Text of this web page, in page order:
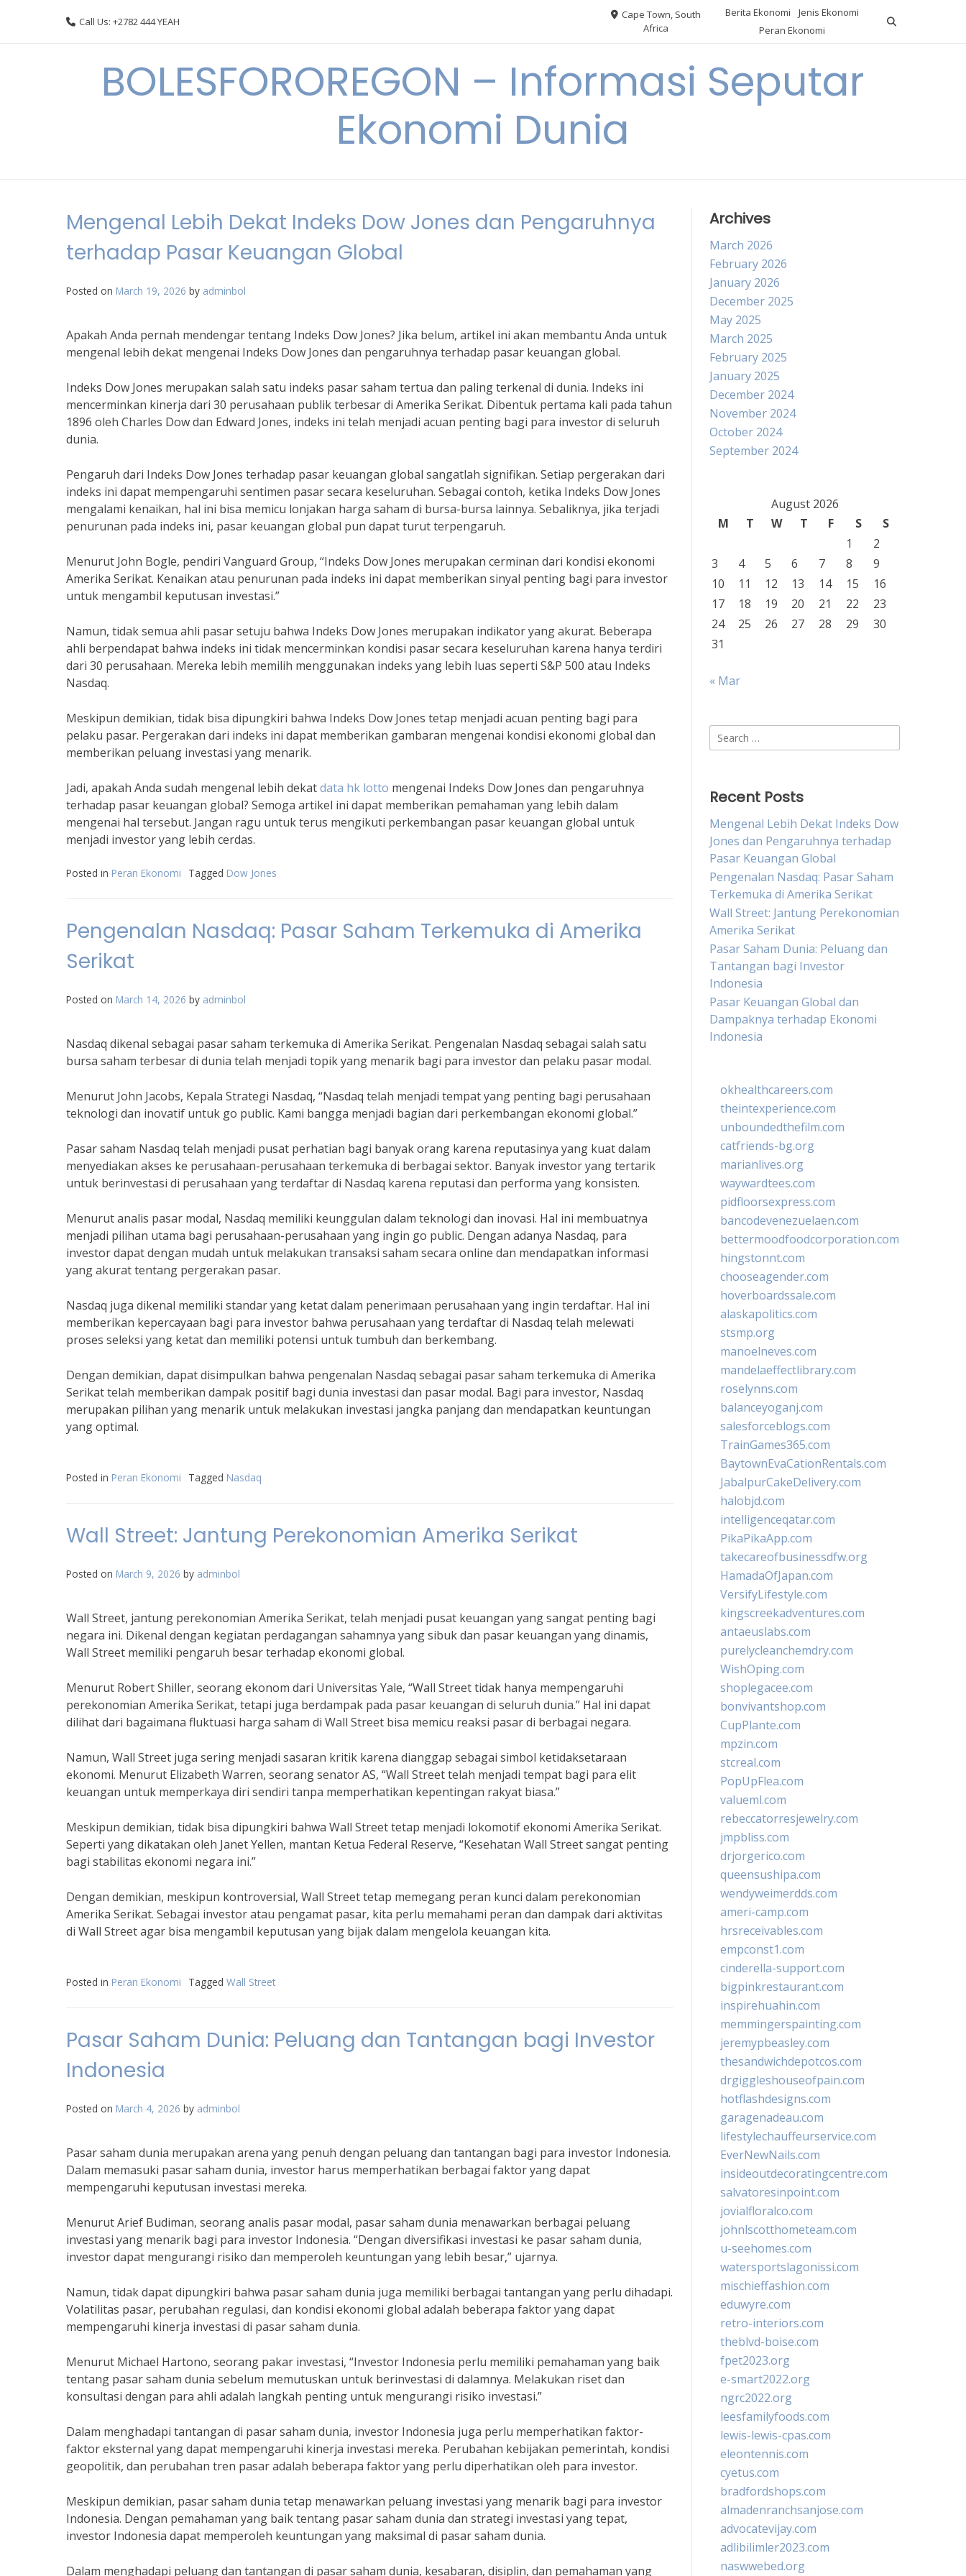
Call Us: +2782 444 YEAH
Cape Town, South
Africa
Berita Ekonomi
Jenis Ekonomi
Peran Ekonomi
BOLESFOROREGON – Informasi Seputar
Ekonomi Dunia
Mengenal Lebih Dekat Indeks Dow Jones dan Pengaruhnya
terhadap Pasar Keuangan Global
Posted on March 19, 2026 by adminbol
Apakah Anda pernah mendengar tentang Indeks Dow Jones? Jika belum, artikel ini akan membantu Anda untuk
mengenal lebih dekat mengenai Indeks Dow Jones dan pengaruhnya terhadap pasar keuangan global.
Indeks Dow Jones merupakan salah satu indeks pasar saham tertua dan paling terkenal di dunia. Indeks ini
mencerminkan kinerja dari 30 perusahaan publik terbesar di Amerika Serikat. Dibentuk pertama kali pada tahun
1896 oleh Charles Dow dan Edward Jones, indeks ini telah menjadi acuan penting bagi para investor di seluruh
dunia.
Pengaruh dari Indeks Dow Jones terhadap pasar keuangan global sangatlah signifikan. Setiap pergerakan dari
indeks ini dapat mempengaruhi sentimen pasar secara keseluruhan. Sebagai contoh, ketika Indeks Dow Jones
mengalami kenaikan, hal ini bisa memicu lonjakan harga saham di bursa-bursa lainnya. Sebaliknya, jika terjadi
penurunan pada indeks ini, pasar keuangan global pun dapat turut terpengaruh.
Menurut John Bogle, pendiri Vanguard Group, “Indeks Dow Jones merupakan cerminan dari kondisi ekonomi
Amerika Serikat. Kenaikan atau penurunan pada indeks ini dapat memberikan sinyal penting bagi para investor
untuk mengambil keputusan investasi.”
Namun, tidak semua ahli pasar setuju bahwa Indeks Dow Jones merupakan indikator yang akurat. Beberapa
ahli berpendapat bahwa indeks ini tidak mencerminkan kondisi pasar secara keseluruhan karena hanya terdiri
dari 30 perusahaan. Mereka lebih memilih menggunakan indeks yang lebih luas seperti S&P 500 atau Indeks
Nasdaq.
Meskipun demikian, tidak bisa dipungkiri bahwa Indeks Dow Jones tetap menjadi acuan penting bagi para
pelaku pasar. Pergerakan dari indeks ini dapat memberikan gambaran mengenai kondisi ekonomi global dan
memberikan peluang investasi yang menarik.
Jadi, apakah Anda sudah mengenal lebih dekatdata hk lotto mengenai Indeks Dow Jones dan pengaruhnya
terhadap pasar keuangan global? Semoga artikel ini dapat memberikan pemahaman yang lebih dalam
mengenai hal tersebut. Jangan ragu untuk terus mengikuti perkembangan pasar keuangan global untuk
menjadi investor yang lebih cerdas.
Posted in Peran Ekonomi Tagged Dow Jones
Pengenalan Nasdaq: Pasar Saham Terkemuka di Amerika
Serikat
Posted on March 14, 2026 by adminbol
Nasdaq dikenal sebagai pasar saham terkemuka di Amerika Serikat. Pengenalan Nasdaq sebagai salah satu
bursa saham terbesar di dunia telah menjadi topik yang menarik bagi para investor dan pelaku pasar modal.
Menurut John Jacobs, Kepala Strategi Nasdaq, “Nasdaq telah menjadi tempat yang penting bagi perusahaan
teknologi dan inovatif untuk go public. Kami bangga menjadi bagian dari perkembangan ekonomi global.”
Pasar saham Nasdaq telah menjadi pusat perhatian bagi banyak orang karena reputasinya yang kuat dalam
menyediakan akses ke perusahaan-perusahaan terkemuka di berbagai sektor. Banyak investor yang tertarik
untuk berinvestasi di perusahaan yang terdaftar di Nasdaq karena reputasi dan performa yang konsisten.
Menurut analis pasar modal, Nasdaq memiliki keunggulan dalam teknologi dan inovasi. Hal ini membuatnya
menjadi pilihan utama bagi perusahaan-perusahaan yang ingin go public. Dengan adanya Nasdaq, para
investor dapat dengan mudah untuk melakukan transaksi saham secara online dan mendapatkan informasi
yang akurat tentang pergerakan pasar.
Nasdaq juga dikenal memiliki standar yang ketat dalam penerimaan perusahaan yang ingin terdaftar. Hal ini
memberikan kepercayaan bagi para investor bahwa perusahaan yang terdaftar di Nasdaq telah melewati
proses seleksi yang ketat dan memiliki potensi untuk tumbuh dan berkembang.
Dengan demikian, dapat disimpulkan bahwa pengenalan Nasdaq sebagai pasar saham terkemuka di Amerika
Serikat telah memberikan dampak positif bagi dunia investasi dan pasar modal. Bagi para investor, Nasdaq
merupakan pilihan yang menarik untuk melakukan investasi jangka panjang dan mendapatkan keuntungan
yang optimal.
Posted in Peran Ekonomi Tagged Nasdaq
Wall Street: Jantung Perekonomian Amerika Serikat
Posted on March 9, 2026 by adminbol
Wall Street, jantung perekonomian Amerika Serikat, telah menjadi pusat keuangan yang sangat penting bagi
negara ini. Dikenal dengan kegiatan perdagangan sahamnya yang sibuk dan pasar keuangan yang dinamis,
Wall Street memiliki pengaruh besar terhadap ekonomi global.
Menurut Robert Shiller, seorang ekonom dari Universitas Yale, “Wall Street tidak hanya mempengaruhi
perekonomian Amerika Serikat, tetapi juga berdampak pada pasar keuangan di seluruh dunia.” Hal ini dapat
dilihat dari bagaimana fluktuasi harga saham di Wall Street bisa memicu reaksi pasar di berbagai negara.
Namun, Wall Street juga sering menjadi sasaran kritik karena dianggap sebagai simbol ketidaksetaraan
ekonomi. Menurut Elizabeth Warren, seorang senator AS, “Wall Street telah menjadi tempat bagi para elit
keuangan untuk memperkaya diri sendiri tanpa memperhatikan kepentingan rakyat biasa.”
Meskipun demikian, tidak bisa dipungkiri bahwa Wall Street tetap menjadi lokomotif ekonomi Amerika Serikat.
Seperti yang dikatakan oleh Janet Yellen, mantan Ketua Federal Reserve, “Kesehatan Wall Street sangat penting
bagi stabilitas ekonomi negara ini.”
Dengan demikian, meskipun kontroversial, Wall Street tetap memegang peran kunci dalam perekonomian
Amerika Serikat. Sebagai investor atau pengamat pasar, kita perlu memahami peran dan dampak dari aktivitas
di Wall Street agar bisa mengambil keputusan yang bijak dalam mengelola keuangan kita.
Posted in Peran Ekonomi Tagged Wall Street
Pasar Saham Dunia: Peluang dan Tantangan bagi Investor
Indonesia
Posted on March 4, 2026 by adminbol
Pasar saham dunia merupakan arena yang penuh dengan peluang dan tantangan bagi para investor Indonesia.
Dalam memasuki pasar saham dunia, investor harus memperhatikan berbagai faktor yang dapat
mempengaruhi keputusan investasi mereka.
Menurut Arief Budiman, seorang analis pasar modal, pasar saham dunia menawarkan berbagai peluang
investasi yang menarik bagi para investor Indonesia. “Dengan diversifikasi investasi ke pasar saham dunia,
investor dapat mengurangi risiko dan memperoleh keuntungan yang lebih besar,” ujarnya.
Namun, tidak dapat dipungkiri bahwa pasar saham dunia juga memiliki berbagai tantangan yang perlu dihadapi.
Volatilitas pasar, perubahan regulasi, dan kondisi ekonomi global adalah beberapa faktor yang dapat
mempengaruhi kinerja investasi di pasar saham dunia.
Menurut Michael Hartono, seorang pakar investasi, “Investor Indonesia perlu memiliki pemahaman yang baik
tentang pasar saham dunia sebelum memutuskan untuk berinvestasi di dalamnya. Melakukan riset dan
konsultasi dengan para ahli adalah langkah penting untuk mengurangi risiko investasi.”
Dalam menghadapi tantangan di pasar saham dunia, investor Indonesia juga perlu memperhatikan faktor-
faktor eksternal yang dapat mempengaruhi kinerja investasi mereka. Perubahan kebijakan pemerintah, kondisi
geopolitik, dan perubahan tren pasar adalah beberapa faktor yang perlu diperhatikan oleh para investor.
Meskipun demikian, pasar saham dunia tetap menawarkan peluang investasi yang menarik bagi para investor
Indonesia. Dengan pemahaman yang baik tentang pasar saham dunia dan strategi investasi yang tepat,
investor Indonesia dapat memperoleh keuntungan yang maksimal di pasar saham dunia.
Dalam menghadapi peluang dan tantangan di pasar saham dunia, kesabaran, disiplin, dan pemahaman yang
Archives
March 2026
February 2026
January 2026
December 2025
May 2025
March 2025
February 2025
January 2025
December 2024
November 2024
October 2024
September 2024
August 2026
M
T W T F S
S
1
2
3
4 5 6 7 8
9
10
11 12 13 14 15
16
17
18 19 20 21 22
23
24
25 26 27 28 29
30
31
« Mar
Search
for:
Recent Posts
Mengenal Lebih Dekat Indeks Dow
Jones dan Pengaruhnya terhadap
Pasar Keuangan Global
Pengenalan Nasdaq: Pasar Saham
Terkemuka di Amerika Serikat
Wall Street: Jantung Perekonomian
Amerika Serikat
Pasar Saham Dunia: Peluang dan
Tantangan bagi Investor
Indonesia
Pasar Keuangan Global dan
Dampaknya terhadap Ekonomi
Indonesia
okhealthcareers.com
theintexperience.com
unboundedthefilm.com
catfriends-bg.org
marianlives.org
waywardtees.com
pidfloorsexpress.com
bancodevenezuelaen.com
bettermoodfoodcorporation.com
hingstonnt.com
chooseagender.com
hoverboardssale.com
alaskapolitics.com
stsmp.org
manoelneves.com
mandelaeffectlibrary.com
roselynns.com
balanceyoganj.com
salesforceblogs.com
TrainGames365.com
BaytownEvaCationRentals.com
JabalpurCakeDelivery.com
halobjd.com
intelligenceqatar.com
PikaPikaApp.com
takecareofbusinessdfw.org
HamadaOfJapan.com
VersifyLifestyle.com
kingscreekadventures.com
antaeuslabs.com
purelycleanchemdry.com
WishOping.com
shoplegacee.com
bonvivantshop.com
CupPlante.com
mpzin.com
stcreal.com
PopUpFlea.com
valueml.com
rebeccatorresjewelry.com
jmpbliss.com
drjorgerico.com
queensushipa.com
wendyweimerdds.com
ameri-camp.com
hrsreceivables.com
empconst1.com
cinderella-support.com
bigpinkrestaurant.com
inspirehuahin.com
memmingerspainting.com
jeremypbeasley.com
thesandwichdepotcos.com
drgiggleshouseofpain.com
hotflashdesigns.com
garagenadeau.com
lifestylechauffeurservice.com
EverNewNails.com
insideoutdecoratingcentre.com
salvatoresinpoint.com
jovialfloralco.com
johnlscotthometeam.com
u-seehomes.com
watersportslagonissi.com
mischieffashion.com
eduwyre.com
retro-interiors.com
theblvd-boise.com
fpet2023.org
e-smart2022.org
ngrc2022.org
leesfamilyfoods.com
lewis-lewis-cpas.com
eleontennis.com
cyetus.com
bradfordshops.com
almadenranchsanjose.com
advocatevijay.com
adlibilimler2023.com
naswwebed.org